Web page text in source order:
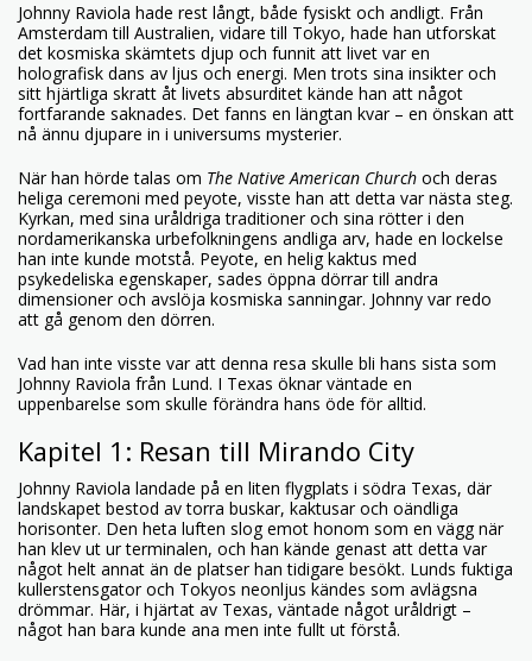
Johnny Raviola hade rest långt, både fysiskt och andligt. Från
Amsterdam till Australien, vidare till Tokyo, hade han utforskat
det kosmiska skämtets djup och funnit att livet var en
holografisk dans av ljus och energi. Men trots sina insikter och
sitt hjärtliga skratt åt livets absurditet kände han att något
fortfarande saknades. Det fanns en längtan kvar – en önskan att
nå ännu djupare in i universums mysterier.
När han hörde talas om The Native American Church och deras
heliga ceremoni med peyote, visste han att detta var nästa steg.
Kyrkan, med sina uråldriga traditioner och sina rötter i den
nordamerikanska urbefolkningens andliga arv, hade en lockelse
han inte kunde motstå. Peyote, en helig kaktus med
psykedeliska egenskaper, sades öppna dörrar till andra
dimensioner och avslöja kosmiska sanningar. Johnny var redo
att gå genom den dörren.
Vad han inte visste var att denna resa skulle bli hans sista som
Johnny Raviola från Lund. I Texas öknar väntade en
uppenbarelse som skulle förändra hans öde för alltid.
Kapitel 1: Resan till Mirando City
Johnny Raviola landade på en liten flygplats i södra Texas, där
landskapet bestod av torra buskar, kaktusar och oändliga
horisonter. Den heta luften slog emot honom som en vägg när
han klev ut ur terminalen, och han kände genast att detta var
något helt annat än de platser han tidigare besökt. Lunds fuktiga
kullerstensgator och Tokyos neonljus kändes som avlägsna
drömmar. Här, i hjärtat av Texas, väntade något uråldrigt –
något han bara kunde ana men inte fullt ut förstå.